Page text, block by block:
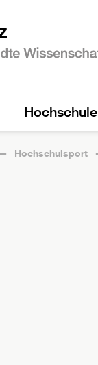
Hochschule
Hochschulsport